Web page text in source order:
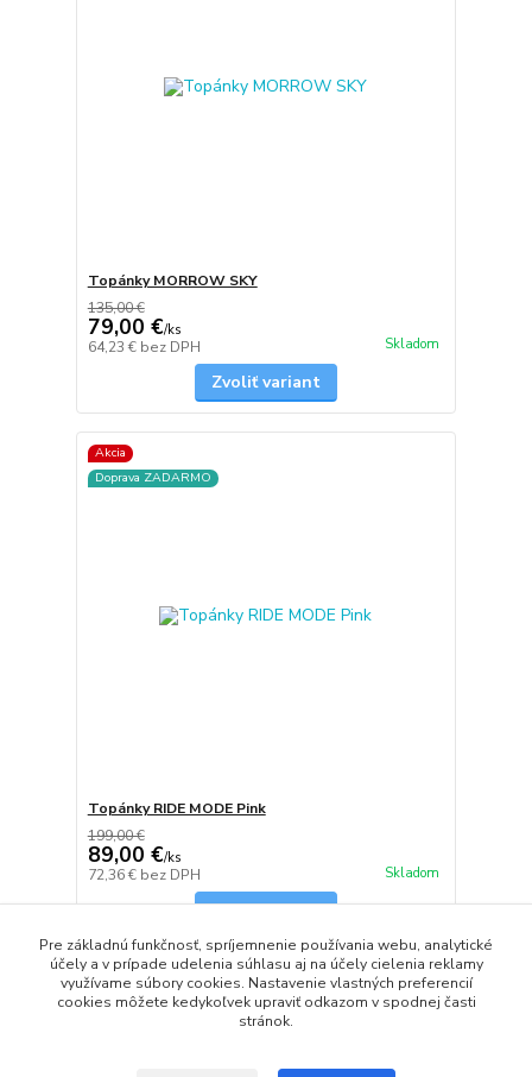
Topánky MORROW SKY
135,00 €
79,00 €/ks
64,23 € bez DPH Skladom
Zvoliť variant
Akcia
Doprava ZADARMO
Topánky RIDE MODE Pink
199,00 €
89,00 €/ks
72,36 € bez DPH Skladom
Zvoliť variant
strana z 1
Pre základnú funkčnosť, spríjemnenie používania webu, analytické
účely a v prípade udelenia súhlasu aj na účely cielenia reklamy
využívame súbory cookies. Nastavenie vlastných preferencií
cookies môžete kedykoľvek upraviť odkazom v spodnej časti
stránok.